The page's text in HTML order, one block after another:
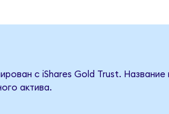
с iShares Gold Trust. Название
актива.